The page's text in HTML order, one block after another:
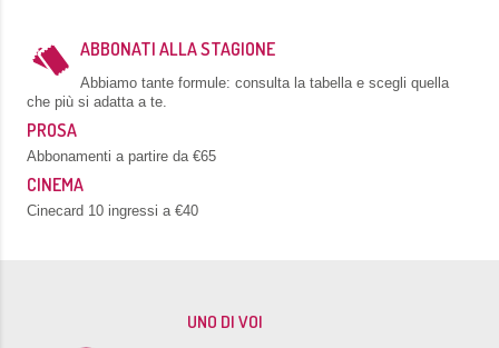
ABBONATI ALLA STAGIONE
Abbiamo tante formule: consulta la tabella e scegli quella
che più si adatta a te.
PROSA
Abbonamenti a partire da €65
CINEMA
Cinecard 10 ingressi a €40
UNO DI VOI